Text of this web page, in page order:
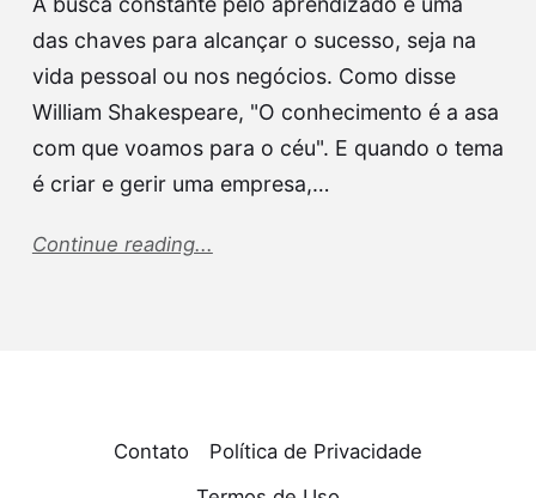
das chaves para alcançar o sucesso, seja na
vida pessoal ou nos negócios. Como disse
William Shakespeare, "O conhecimento é a asa
com que voamos para o céu". E quando o tema
é criar e gerir uma empresa,…
Continue reading...
Contato
Política de Privacidade